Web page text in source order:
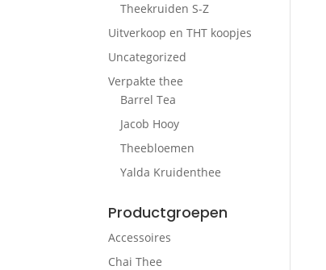
Theekruiden S-Z
Uitverkoop en THT koopjes
Uncategorized
Verpakte thee
Barrel Tea
Jacob Hooy
Theebloemen
Yalda Kruidenthee
Productgroepen
Accessoires
Chai Thee